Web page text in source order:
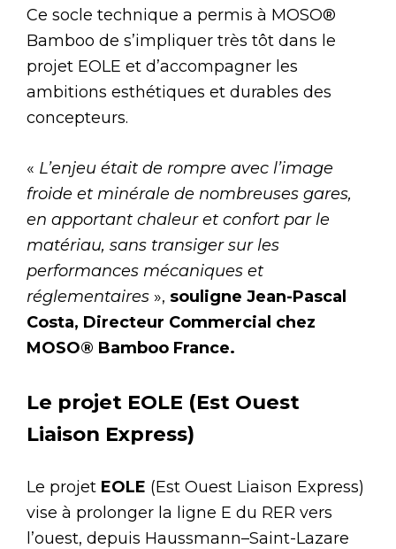
Ce socle technique a permis à MOSO®
Bamboo de s’impliquer très tôt dans le
projet EOLE et d’accompagner les
ambitions esthétiques et durables des
concepteurs.
« L’enjeu était de rompre avec l’image
froide et minérale de nombreuses gares,
en apportant chaleur et confort par le
matériau, sans transiger sur les
performances mécaniques et
réglementaires », souligne Jean-Pascal
Costa, Directeur Commercial chez
MOSO® Bamboo France.
Le projet EOLE (Est Ouest
Liaison Express)
Le projet EOLE (Est Ouest Liaison Express)
vise à prolonger la ligne E du RER vers
l’ouest, depuis Haussmann–Saint-Lazare